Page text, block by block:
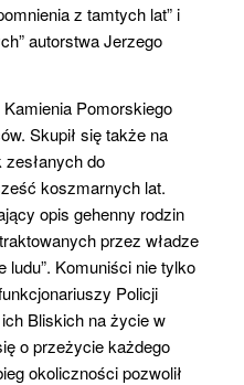
z tamtych lat” i
autorstwa Jerzego
Pomorskiego
Skupił się także na
zesłanych do
koszmarnych lat.
opis gehenny rodzin
traktowanych przez władze
ludu”. Komuniści nie tylko
Policji
Bliskich na życie w
o przeżyciekażdego
okoliczności pozwolił